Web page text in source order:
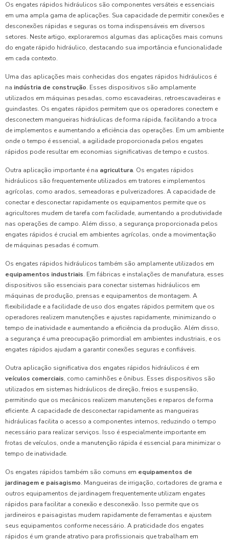
Os engates rápidos hidráulicos são componentes versáteis e essenciais
em uma ampla gama de aplicações. Sua capacidade de permitir conexões e
desconexões rápidas e seguras os torna indispensáveis em diversos
setores. Neste artigo, exploraremos algumas das aplicações mais comuns
do engate rápido hidráulico, destacando sua importância e funcionalidade
em cada contexto.
Uma das aplicações mais conhecidas dos engates rápidos hidráulicos é
na indústria de construção. Esses dispositivos são amplamente
utilizados em máquinas pesadas, como escavadeiras, retroescavadeiras e
guindastes. Os engates rápidos permitem que os operadores conectem e
desconectem mangueiras hidráulicas de forma rápida, facilitando a troca
de implementos e aumentando a eficiência das operações. Em um ambiente
onde o tempo é essencial, a agilidade proporcionada pelos engates
rápidos pode resultar em economias significativas de tempo e custos.
Outra aplicação importante é na agricultura. Os engates rápidos
hidráulicos são frequentemente utilizados em tratores e implementos
agrícolas, como arados, semeadoras e pulverizadores. A capacidade de
conectar e desconectar rapidamente os equipamentos permite que os
agricultores mudem de tarefa com facilidade, aumentando a produtividade
nas operações de campo. Além disso, a segurança proporcionada pelos
engates rápidos é crucial em ambientes agrícolas, onde a movimentação
de máquinas pesadas é comum.
Os engates rápidos hidráulicos também são amplamente utilizados em
equipamentos industriais. Em fábricas e instalações de manufatura, esses
dispositivos são essenciais para conectar sistemas hidráulicos em
máquinas de produção, prensas e equipamentos de montagem. A
flexibilidade e a facilidade de uso dos engates rápidos permitem que os
operadores realizem manutenções e ajustes rapidamente, minimizando o
tempo de inatividade e aumentando a eficiência da produção. Além disso,
a segurança é uma preocupação primordial em ambientes industriais, e os
engates rápidos ajudam a garantir conexões seguras e confiáveis.
Outra aplicação significativa dos engates rápidos hidráulicos é em
veículos comerciais, como caminhões e ônibus. Esses dispositivos são
utilizados em sistemas hidráulicos de direção, freios e suspensão,
permitindo que os mecânicos realizem manutenções e reparos de forma
eficiente. A capacidade de desconectar rapidamente as mangueiras
hidráulicas facilita o acesso a componentes internos, reduzindo o tempo
necessário para realizar serviços. Isso é especialmente importante em
frotas de veículos, onde a manutenção rápida é essencial para minimizar o
tempo de inatividade.
Os engates rápidos também são comuns em equipamentos de
jardinagem e paisagismo. Mangueiras de irrigação, cortadores de grama e
outros equipamentos de jardinagem frequentemente utilizam engates
rápidos para facilitar a conexão e desconexão. Isso permite que os
jardineiros e paisagistas mudem rapidamente de ferramentas e ajustem
seus equipamentos conforme necessário. A praticidade dos engates
rápidos é um grande atrativo para profissionais que trabalham em